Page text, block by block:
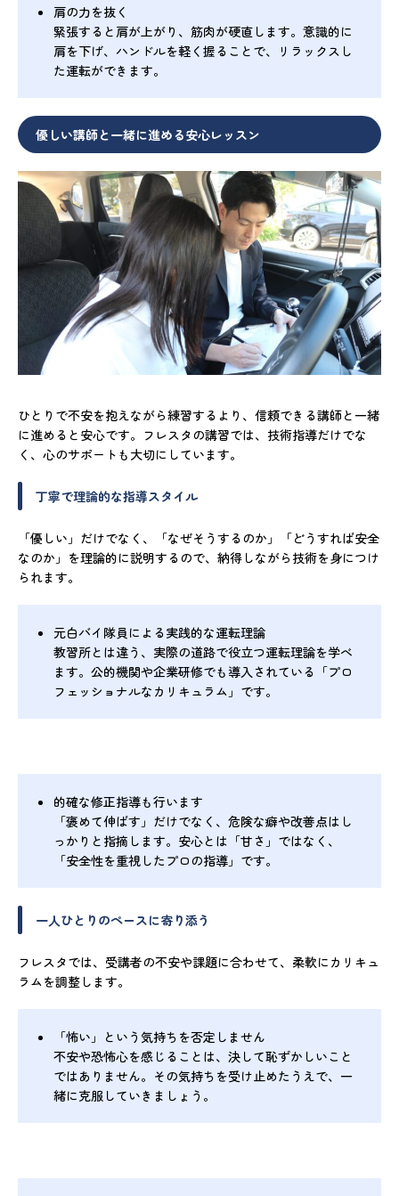
肩の力を抜く
緊張すると肩が上がり、筋肉が硬直します。意識的に
肩を下げ、ハンドルを軽く握ることで、リラックスし
た運転ができます。
優しい講師と一緒に進める安心レッスン
ひとりで不安を抱えながら練習するより、信頼できる講師と一緒
に進めると安心です。フレスタの講習では、技術指導だけでな
く、心のサポートも大切にしています。
丁寧で理論的な指導スタイル
「優しい」だけでなく、「なぜそうするのか」「どうすれば安全
なのか」を理論的に説明するので、納得しながら技術を身につけ
られます。
元白バイ隊員による実践的な運転理論
教習所とは違う、実際の道路で役立つ運転理論を学べ
ます。公的機関や企業研修でも導入されている「プロ
フェッショナルなカリキュラム」です。
的確な修正指導も行います
「褒めて伸ばす」だけでなく、危険な癖や改善点はし
っかりと指摘します。安心とは「甘さ」ではなく、
「安全性を重視したプロの指導」です。
一人ひとりのペースに寄り添う
フレスタでは、受講者の不安や課題に合わせて、柔軟にカリキュ
ラムを調整します。
「怖い」という気持ちを否定しません
不安や恐怖心を感じることは、決して恥ずかしいこと
ではありません。その気持ちを受け止めたうえで、一
緒に克服していきましょう。